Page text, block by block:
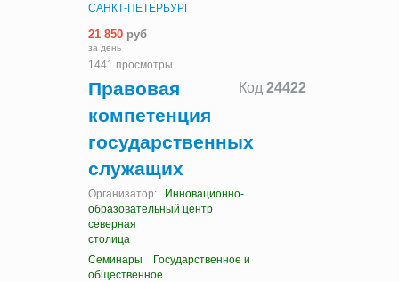
САНКТ-ПЕТЕРБУРГ
21 850 руб
за день
1441 просмотры
Код 24422
Правовая
компетенция
государственных
служащих
Организатор:
Инновационно-
образовательный центр
северная
столица
Семинары
Государственное и
общественное